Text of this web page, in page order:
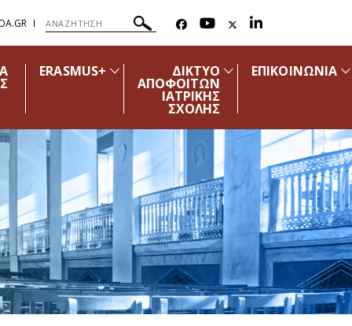
ERASMUS+ ΔΙΚΤΥΟ
ΑΠΟΦΟΙΤΩΝ
ΙΑΤΡΙΚΗΣ
ΣΧΟΛΗΣ
ΕΠΙΚΟΙΝΩΝΙΑ